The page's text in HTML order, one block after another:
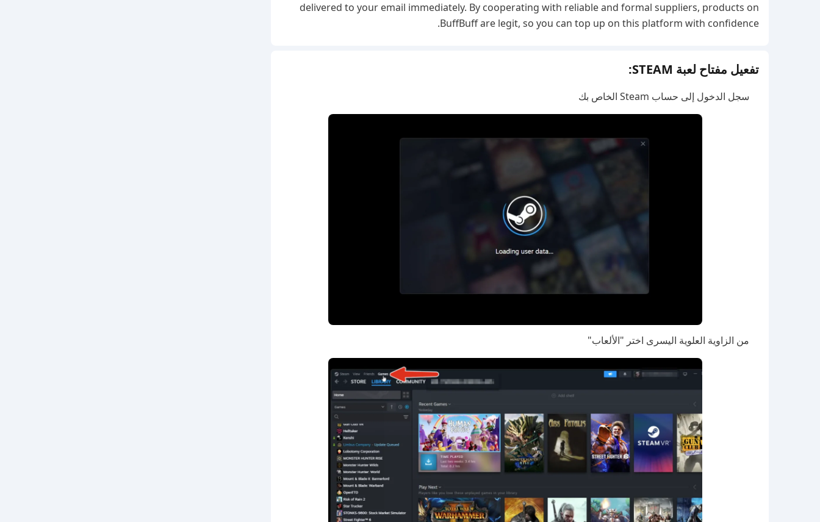
delivered to your email immediately. By cooperating with reliable and formal suppliers, products on
BuffBuff are legit, so you can top up on this platform with confidence.
تفعيل مفتاح لعبة STEAM:
سجل الدخول إلى حساب Steam الخاص بك
من الزاوية العلوية اليسرى اختر "الألعاب"